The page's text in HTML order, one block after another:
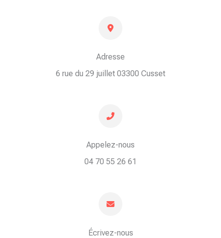
Adresse
6 rue du 29 juillet 03300 Cusset​
Appelez-nous
04 70 55 26 61​
Écrivez-nous